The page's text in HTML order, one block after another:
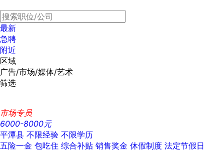
最新
急聘
附近
区域
广告/市场/媒体/艺术
筛选
市场专员
6000-8000元
平潭县 不限经验 不限学历
五险一金 包吃住 综合补贴 销售奖金 休假制度 法定节假日